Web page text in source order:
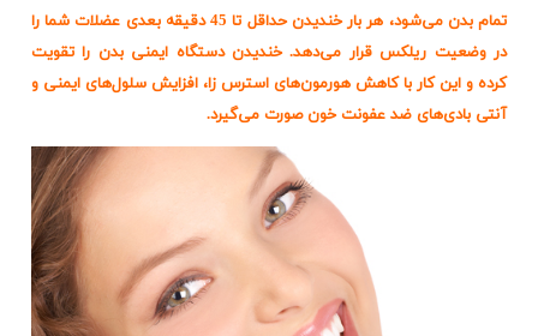
تمام بدن می‌شود، هر بار خندیدن حداقل تا 45 دقیقه بعدی عضلات شما را
در وضعیت ریلکس قرار می‌دهد. خندیدن دستگاه ایمنی بدن را تقویت
کرده و این کار با کاهش هورمون‌های استرس زا، افزایش سلول‌های ایمنی و
آنتی بادی‌های ضد عفونت خون صورت می‌گیرد.